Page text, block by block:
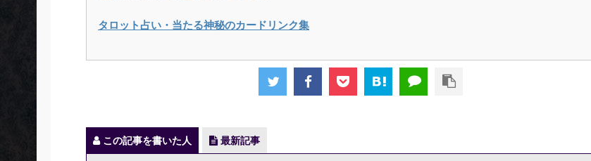
タロット占い・当たる神秘のカードリンク集
この記事を書いた人 最新記事